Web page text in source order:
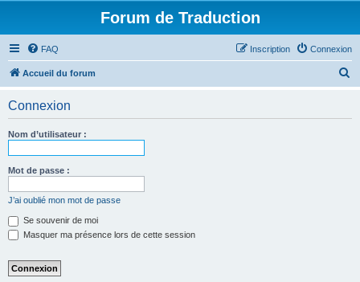
Forum de Traduction
FAQ Connexion
Inscription
Accueil du forum
Connexion
Nom d’utilisateur :
Mot de passe :
J’ai oublié mon mot de passe
Se souvenir de moi
Masquer ma présence lors de cette session